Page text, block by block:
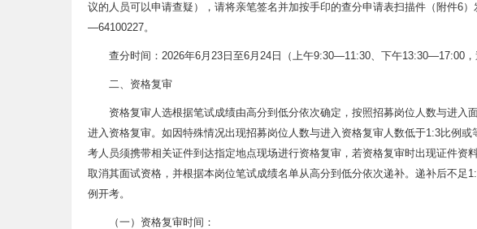
议的人员可以申请查疑），请将亲笔签名并加按手印的查分申请表扫描件（附件6
—64100227。
查分时间：2026年6月23日至6月24日（上午9:30—11:30、下午13:30—17:00，
二、资格复审
资格复审人选根据笔试成绩由高分到低分依次确定，按照招募岗位人数与进入
进入资格复审。如因特殊情况出现招募岗位人数与进入资格复审人数低于1:3比例
考人员须携带相关证件到达指定地点现场进行资格复审，若资格复审时出现证件资
取消其面试资格，并根据本岗位笔试成绩名单从高分到低分依次递补。递补后不足
例开考。
（一）资格复审时间：